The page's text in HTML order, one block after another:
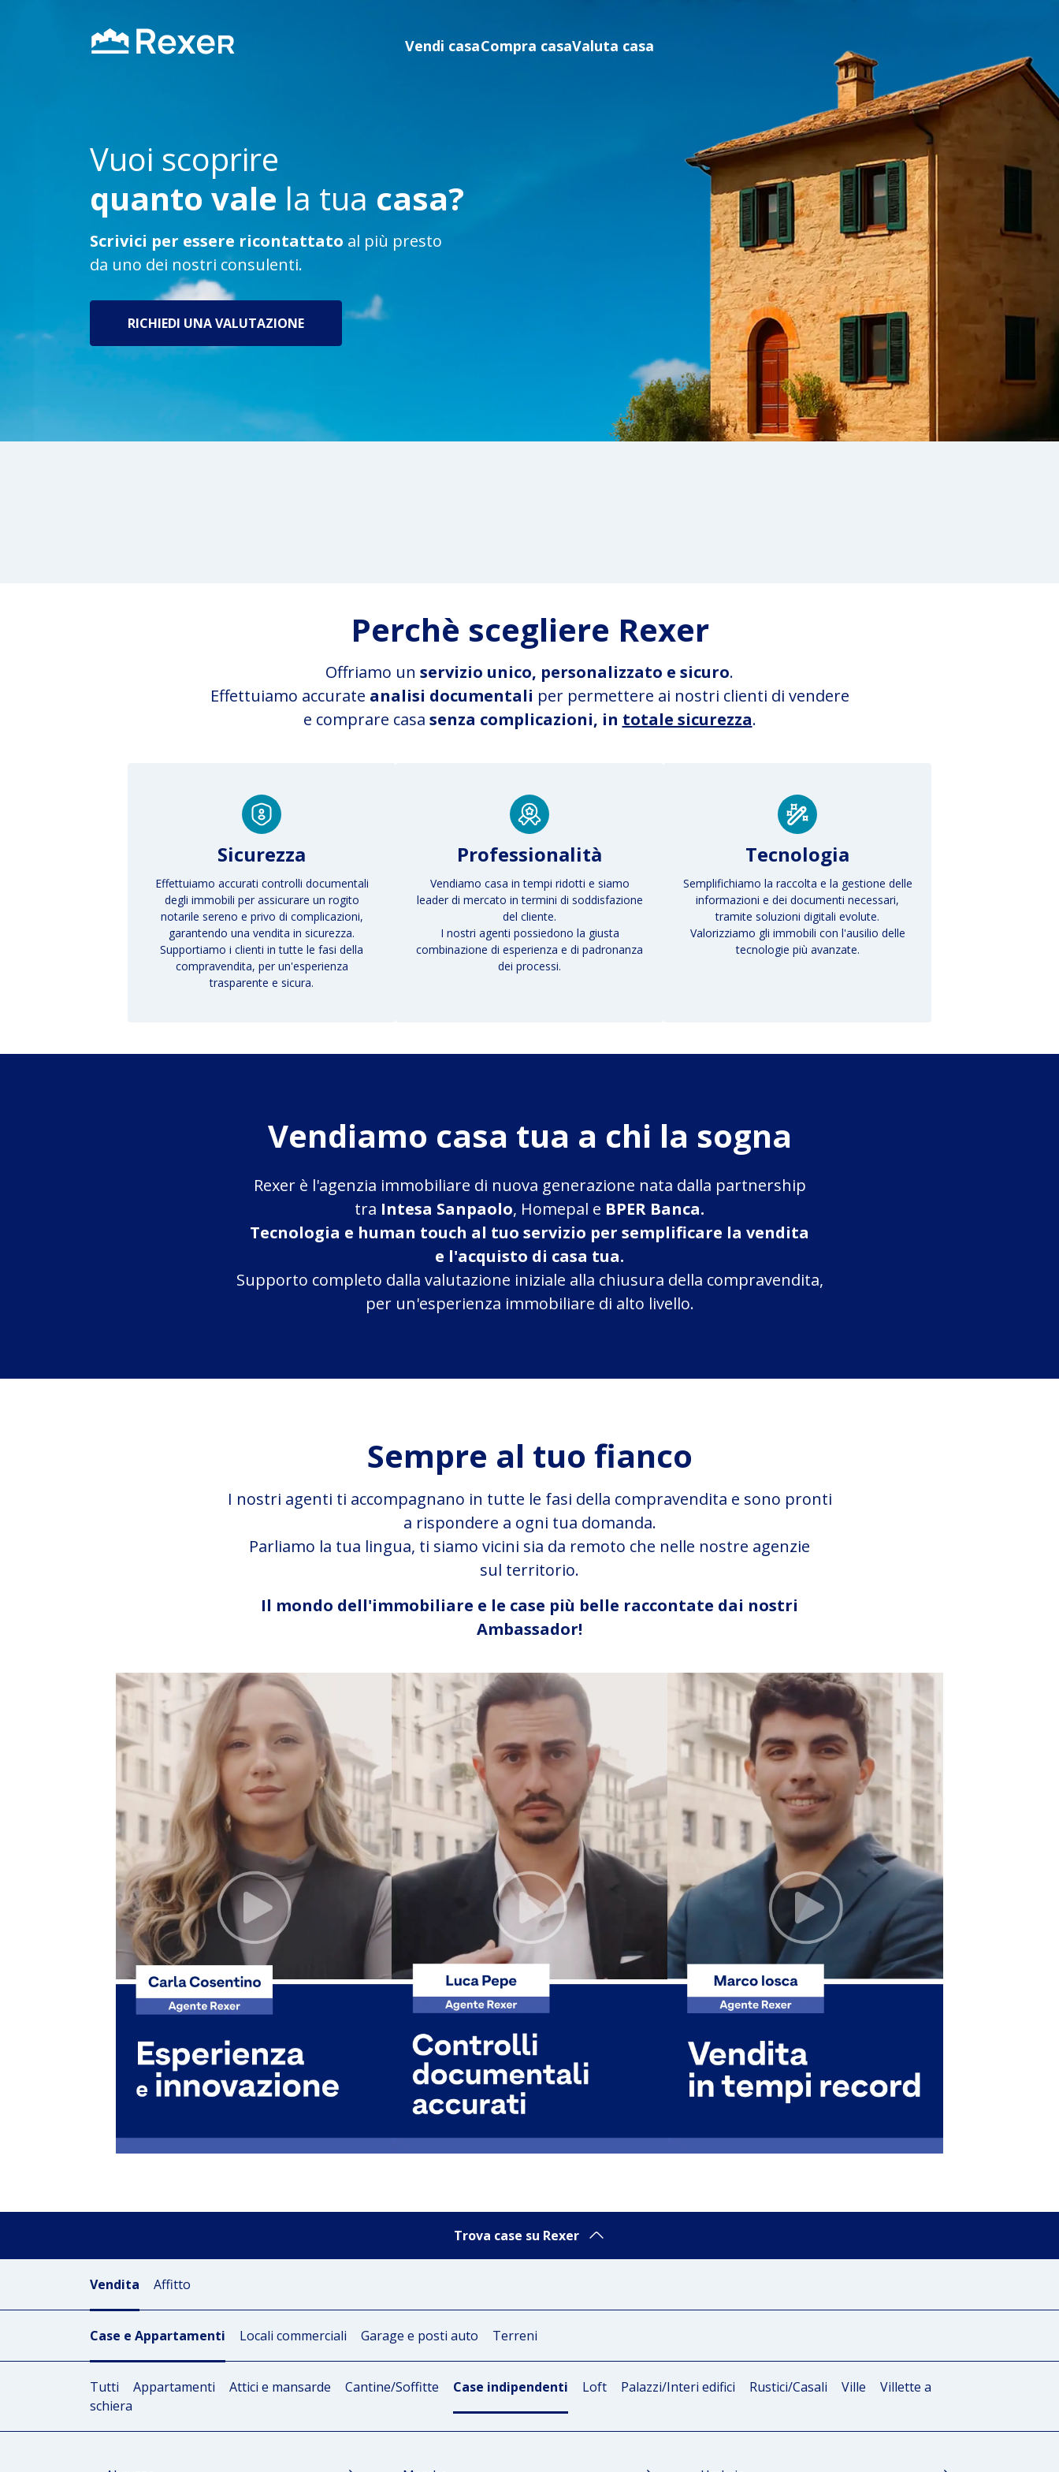
Vendi casaCompra casaValuta casa
Vuoi scoprire
quanto vale la tua casa?
Scrivici per essere ricontattato al più presto
da uno dei nostri consulenti.
RICHIEDI UNA VALUTAZIONE
Perchè scegliere Rexer
Offriamo un servizio unico, personalizzato e sicuro.
Effettuiamo accurate analisi documentali per permettere ai nostri clienti di vendere
e comprare casa senza complicazioni, in totale sicurezza.
Sicurezza
Effettuiamo accurati controlli documentali
degli immobili per assicurare un rogito
notarile sereno e privo di complicazioni,
garantendo una vendita in sicurezza.
Supportiamo i clienti in tutte le fasi della
compravendita, per un'esperienza
trasparente e sicura.
Professionalità
Vendiamo casa in tempi ridotti e siamo
leader di mercato in termini di soddisfazione
del cliente.
I nostri agenti possiedono la giusta
combinazione di esperienza e di padronanza
dei processi.
Tecnologia
Semplifichiamo la raccolta e la gestione delle
informazioni e dei documenti necessari,
tramite soluzioni digitali evolute.
Valorizziamo gli immobili con l'ausilio delle
tecnologie più avanzate.
Vendiamo casa tua a chi la sogna
Rexer è l'agenzia immobiliare di nuova generazione nata dalla partnership
tra Intesa Sanpaolo, Homepal e BPER Banca.
Tecnologia e human touch al tuo servizio per semplificare la vendita
e l'acquisto di casa tua.
Supporto completo dalla valutazione iniziale alla chiusura della compravendita,
per un'esperienza immobiliare di alto livello.
Sempre al tuo fianco
I nostri agenti ti accompagnano in tutte le fasi della compravendita e sono pronti
a rispondere a ogni tua domanda.
Parliamo la tua lingua, ti siamo vicini sia da remoto che nelle nostre agenzie
sul territorio.
Il mondo dell'immobiliare e le case più belle raccontate dai nostri
Ambassador!
Trova case su Rexer
Vendita Affitto
Case e Appartamenti Locali commerciali Garage e posti auto Terreni
Tutti Appartamenti Attici e mansarde Cantine/Soffitte Case indipendenti Loft Palazzi/Interi edifici Rustici/Casali Ville
Villette a
schiera